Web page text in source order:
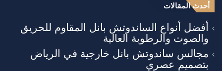
أحدث المقالات
أفضل أنواع الساندوتش بانل المقاوم للحريق
والصوت والرطوبة العالية
مجالس ساندوتش بانل خارجية في الرياض
بتصميم عصري